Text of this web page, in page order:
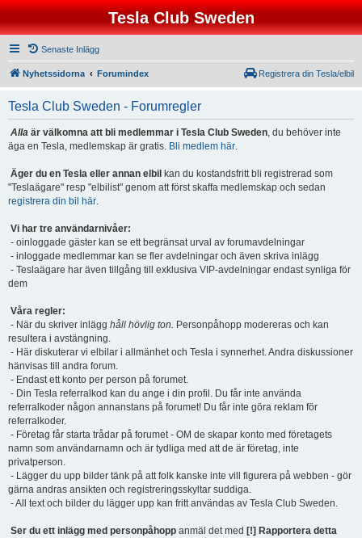
Tesla Club Sweden
Senaste Inlägg
Nyhetssidorna Forumindex Registrera din Tesla/elbil
Tesla Club Sweden - Forumregler
Alla är välkomna att bli medlemmar i Tesla Club Sweden, du behöver inte
äga en Tesla, medlemskap är gratis. Bli medlem här.
Äger du en Tesla eller annan elbil kan du kostandsfritt bli registrerad som
"Teslaägare" resp "elbilist" genom att först skaffa medlemskap och sedan
registrera din bil här.
Vi har tre användarnivåer:
- oinloggade gäster kan se ett begränsat urval av forumavdelningar
- inloggade medlemmar kan se fler avdelningar och även skriva inlägg
- Teslaägare har även tillgång till exklusiva VIP-avdelningar endast synliga för
dem
Våra regler:
- När du skriver inlägg håll hövlig ton. Personpåhopp modereras och kan
resultera i avstängning.
- Här diskuterar vi elbilar i allmänhet och Tesla i synnerhet. Andra diskussioner
hänvisas till andra forum.
- Endast ett konto per person på forumet.
- Din Tesla referralkod kan du ange i din profil. Du får inte använda
referralkoder någon annanstans på forumet! Du får inte göra reklam för
referralkoder.
- Företag får starta trådar på forumet - OM de skapar konto med företagets
namn som användarnamn och är tydliga med att de är företag, inte
privatperson.
- Lägger du upp bilder tänk på att folk kanske inte vill figurera på webben - gör
gärna andras ansikten och registreringsskyltar suddiga.
- All text och bilder du lägger upp kan fritt användas av Tesla Club Sweden.
Ser du ett inlägg med personpåhopp anmäl det med [!] Rapportera detta